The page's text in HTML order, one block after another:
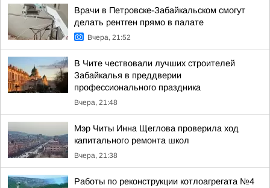
Врачи в Петровске-Забайкальском смогут
делать рентген прямо в палате
Вчера, 21:52
В Чите чествовали лучших строителей
Забайкалья в преддверии
профессионального праздника
Вчера, 21:48
Мэр Читы Инна Щеглова проверила ход
капитального ремонта школ
Вчера, 21:38
Работы по реконструкции котлоагрегата №4